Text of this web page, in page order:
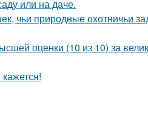
или на даче.
чьи природные охотничьи
оценки (10 из 10) за